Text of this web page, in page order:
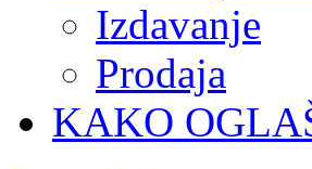
Izdavanje
Prodaja
KAKO